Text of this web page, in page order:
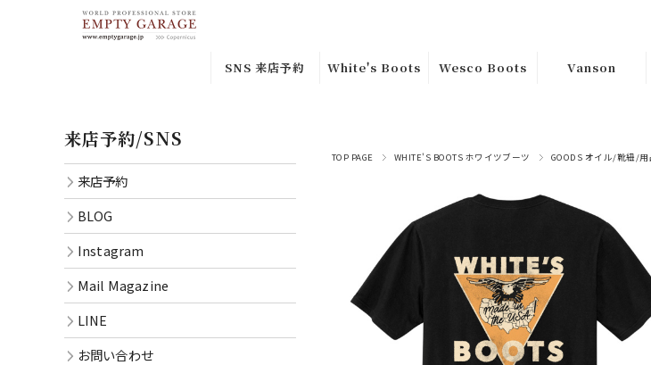
SNS 来店予約
Mail
White's Boots
ﾀﾞｰ
In-stock在庫
品
Smoke
Jumper
Wesco Boots
Order
在庫品Instock
Jobmaster
Packer
Warren
Vanson
TOP PAGE WHITE'S BOOTS ホワイツブーツ GOODS オイル/靴紐/用
来店予約/SNS
来店予約
BLOG
Instagram
Mail Magazine
LINE
お問い合わせ